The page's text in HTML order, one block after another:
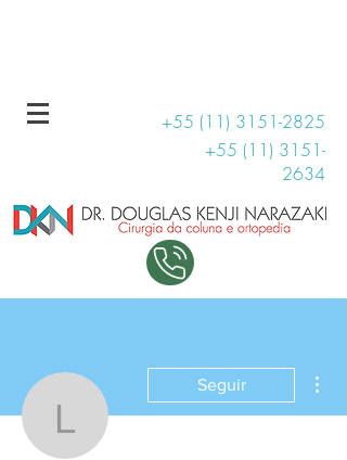
+55 (11) 3151-2825
+55 (11) 3151-
2634
Seguir